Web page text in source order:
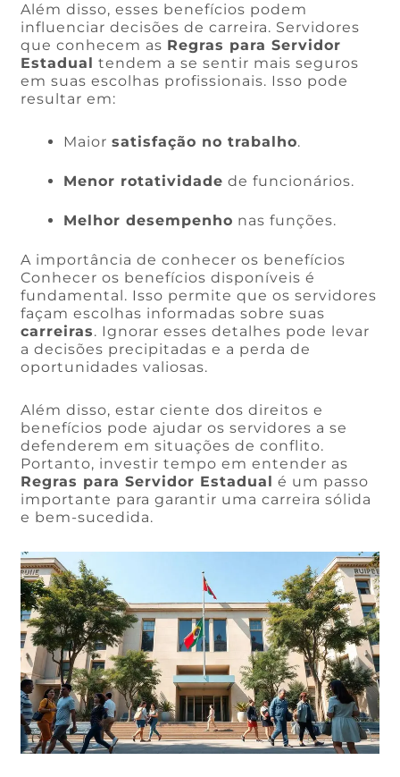
Além disso, esses benefícios podem
influenciar decisões de carreira. Servidores
que conhecem as Regras para Servidor
Estadual
tendem a se sentir mais seguros
em suas escolhas profissionais. Isso pode
resultar em:
Maiorsatisfação no trabalho.
Menor rotatividade de funcionários.
Melhor desempenho nas funções.
A importância de conhecer os benefícios
Conhecer os benefícios disponíveis é
fundamental. Isso permite que os servidores
façam escolhas informadas sobre suas
carreiras. Ignorar esses detalhes pode levar
a decisões precipitadas e a perda de
oportunidades valiosas.
Além disso, estar ciente dos direitos e
benefícios pode ajudar os servidores a se
defenderem em situações de conflito.
Portanto, investir tempo em entender as
Regras para Servidor Estadual
é um passo
importante para garantir uma carreira sólida
e bem-sucedida.